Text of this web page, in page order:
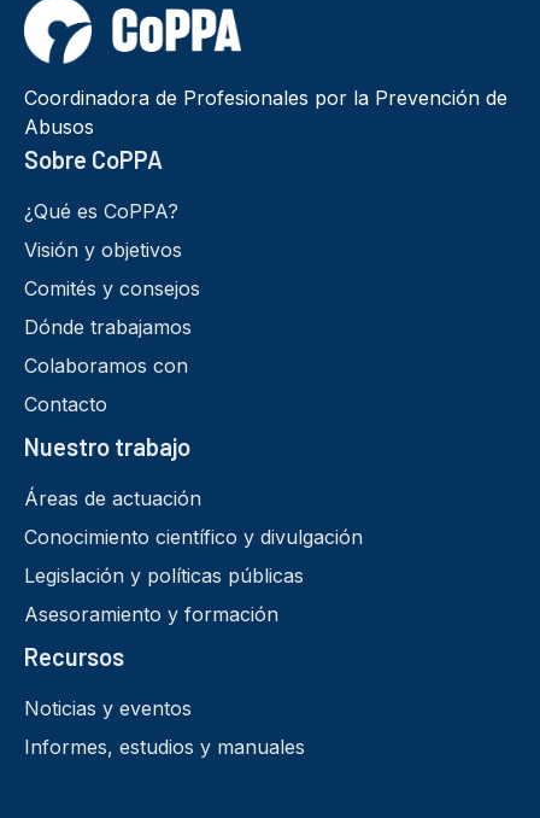
Coordinadora de Profesionales por la Prevención de
Abusos
Sobre CoPPA
¿Qué es CoPPA?
Visión y objetivos
Comités y consejos
Dónde trabajamos
Colaboramos con
Contacto
Nuestro trabajo
Áreas de actuación
Conocimiento científico y divulgación
Legislación y políticas públicas
Asesoramiento y formación
Recursos
Noticias y eventos
Informes, estudios y manuales